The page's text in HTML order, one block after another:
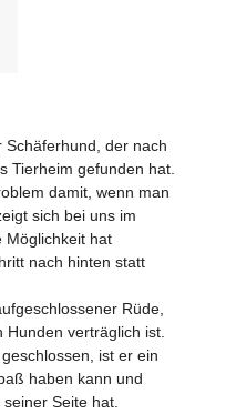
der nach
Tierheim gefunden hat.
damit, wenn man
sich bei uns im
Möglichkeit hat
nach hinten statt
Rüde,
verträglich ist.
ist er ein
haben kann und
Seite hat.